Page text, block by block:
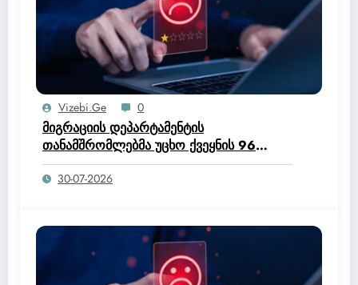
Vizebi.ge 0
მიგრაციის დეპარტამენტის
თანამშრომლებმა უცხო ქვეყნის 96
მოქალაქე საქართველოდან გააძევეს –
შსს30-07-2026